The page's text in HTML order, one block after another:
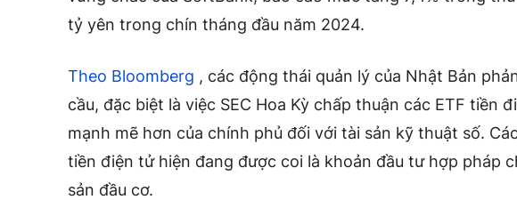
tỷ yên trong chín tháng đầu năm 2024.
Theo Bloomberg , các động thái quản lý của Nhật Bản
cầu, đặc biệt là việc SEC Hoa Kỳ chấp thuận các ETF tiền
mạnh mẽ hơn của chính phủ đối với tài sản kỹ thuật số.
tiền điện tử hiện đang được coi là khoản đầu tư hợp pháp
sản đầu cơ.